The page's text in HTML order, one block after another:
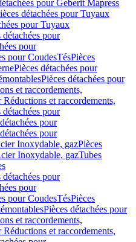
pour Geberit Mapress
détachées pour Tuyaux
pour Tuyaux
détachées pour
pour
pour CoudesTésPièces
Pièces détachées pour
Pièces détachées pour
et raccordements,
Réductions et raccordements,
détachées pour
pour
pour
Inoxydable, gazPièces
Inoxydable, gazTubes
détachées pour
pour
pour CoudesTésPièces
Pièces détachées pour
et raccordements,
Réductions et raccordements,